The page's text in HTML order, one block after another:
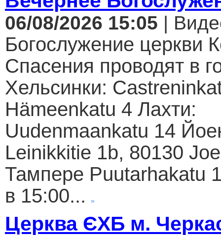
06/08/2026 15:05 |
Богослужение церкви
Спасения проводят в
Хельсинки:
Hämeenkatu 4 Лахти:
Uudenmaankatu 14
Leinikkitie 1b, 80130
Тампере Puutarhakatu
в 15:00...
Церква ЄХБ м.